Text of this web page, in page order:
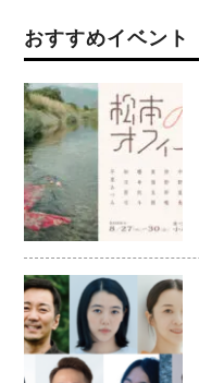
おすすめイベント